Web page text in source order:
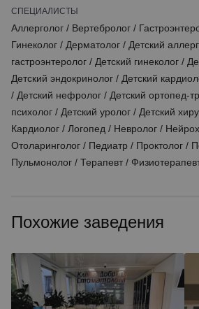
СПЕЦИАЛИСТЫ
Аллерголог / Вертебролог /
Гинеколог / Дерматолог / Детский
гастроэнтеролог / Детский гинеколог /
Детский эндокринолог / Детский
/ Детский нефролог / Детский ортопед-
психолог / Детский уролог / Детский
Кардиолог / Логопед / Невролог /
Отоларинголог / Педиатр / Проктолог /
Пульмонолог / Терапевт /
Похожие заведения